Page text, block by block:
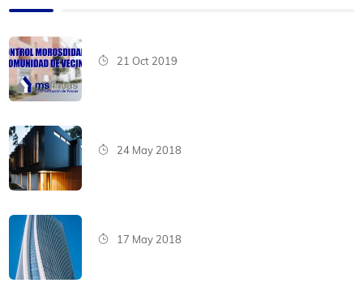
21 Oct 2019
24 May 2018
17 May 2018